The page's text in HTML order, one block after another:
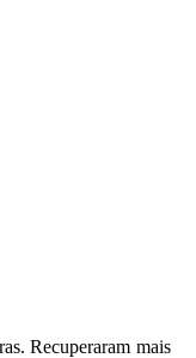
Recuperaram mais